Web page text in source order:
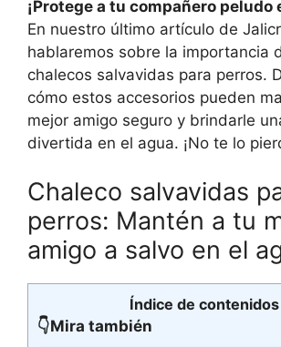
¡Protege a tu compañero peludo
En nuestro último artículo de
hablaremos sobre la importancia
chalecos salvavidas para perros.
cómo estos accesorios pueden
mejor amigo seguro y brindarle
divertida en el agua. ¡No te lo
Chaleco salvavidas
perros: Mantén a tu
amigo a salvo en el
Índice de contenidos
👇Mira también